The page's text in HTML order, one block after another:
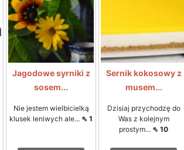
Jagodowe syrniki z
sosem...
Nie jestem wielbicielką
klusek leniwych ale... ⇖ 1
Sernik kokosowy z
musem...
Dzisiaj przychodzę do
Was z kolejnym
prostym... ⇖ 10